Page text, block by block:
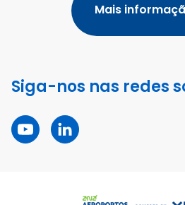
Mais
Siga-nos nas redes